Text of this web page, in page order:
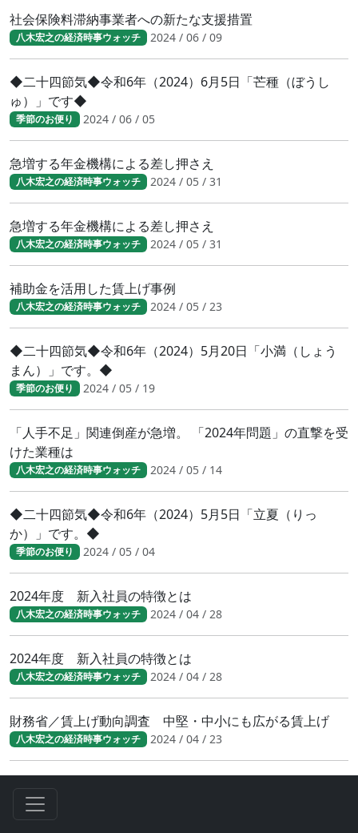
社会保険料滞納事業者への新たな支援措置
八木宏之の経済時事ウォッチ 2024 / 06 / 09
◆二十四節気◆令和6年（2024）6月5日「芒種（ぼうし
ゅ）」です◆
季節のお便り 2024 / 06 / 05
急増する年金機構による差し押さえ
八木宏之の経済時事ウォッチ 2024 / 05 / 31
急増する年金機構による差し押さえ
八木宏之の経済時事ウォッチ 2024 / 05 / 31
補助金を活用した賃上げ事例
八木宏之の経済時事ウォッチ 2024 / 05 / 23
◆二十四節気◆令和6年（2024）5月20日「小満（しょう
まん）」です。◆
季節のお便り 2024 / 05 / 19
「人手不足」関連倒産が急増。 「2024年問題」の直撃を受
けた業種は
八木宏之の経済時事ウォッチ 2024 / 05 / 14
◆二十四節気◆令和6年（2024）5月5日「立夏（りっ
か）」です。◆
季節のお便り 2024 / 05 / 04
2024年度 新入社員の特徴とは
八木宏之の経済時事ウォッチ 2024 / 04 / 28
2024年度 新入社員の特徴とは
八木宏之の経済時事ウォッチ 2024 / 04 / 28
財務省／賃上げ動向調査 中堅・中小にも広がる賃上げ
八木宏之の経済時事ウォッチ 2024 / 04 / 23
う）」です。◆